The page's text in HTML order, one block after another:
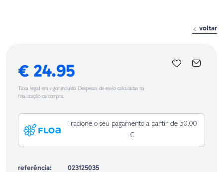
voltar
€ 24.95
Taxa legal em vigor incluído. Despesas de envio calculadas na
finalização da compra.
Fracione o seu pagamento a partir de 50,00
€
referência:
023125035